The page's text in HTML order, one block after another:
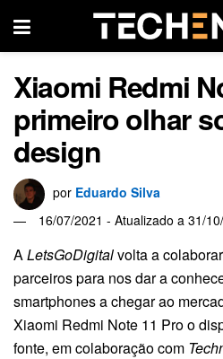
Xiaomi Redmi
primeiro olhar
design
por Eduardo Silva
16/07/2021 - Atualizado a 31/
ALetsGoDigitalvolta a
parceiros para nos dar a
smartphones a chegar ao
Xiaomi Redmi Note 11 Pro o
fonte, em colaboração com